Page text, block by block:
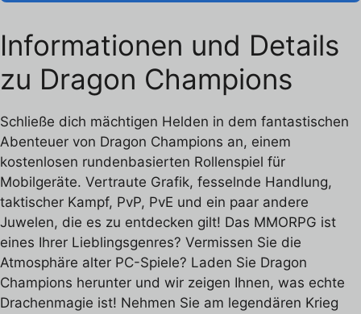
Informationen und Details
zu Dragon Champions
Schließe dich mächtigen Helden in dem fantastischen
Abenteuer von Dragon Champions an, einem
kostenlosen rundenbasierten Rollenspiel für
Mobilgeräte. Vertraute Grafik, fesselnde Handlung,
taktischer Kampf, PvP, PvE und ein paar andere
Juwelen, die es zu entdecken gilt! Das MMORPG ist
eines Ihrer Lieblingsgenres? Vermissen Sie die
Atmosphäre alter PC-Spiele? Laden Sie Dragon
Champions herunter und wir zeigen Ihnen, was echte
Drachenmagie ist! Nehmen Sie am legendären Krieg